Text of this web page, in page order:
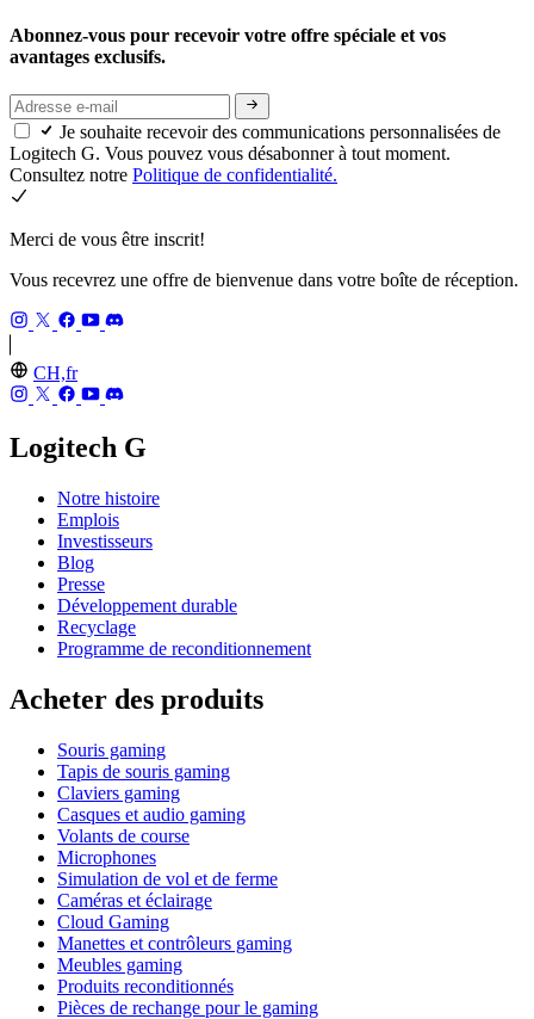
Abonnez-vous pour recevoir votre offre spéciale et vos
avantages exclusifs.
Je souhaite recevoir des communications personnalisées de
Logitech G. Vous pouvez vous désabonner à tout moment.
Consultez notre Politique de confidentialité.
Merci de vous être inscrit!
Vous recevrez une offre de bienvenue dans votre boîte de réception.
CH,fr
Logitech G
Notre histoire
Emplois
Investisseurs
Blog
Presse
Développement durable
Recyclage
Programme de reconditionnement
Acheter des produits
Souris gaming
Tapis de souris gaming
Claviers gaming
Casques et audio gaming
Volants de course
Microphones
Simulation de vol et de ferme
Caméras et éclairage
Cloud Gaming
Manettes et contrôleurs gaming
Meubles gaming
Produits reconditionnés
Pièces de rechange pour le gaming